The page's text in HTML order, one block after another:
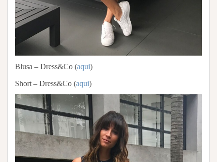
Blusa – Dress&Co (aqui)
Short – Dress&Co (aqui)